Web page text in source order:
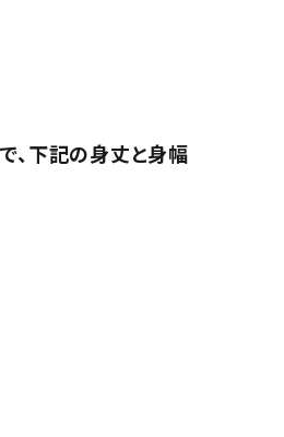
、下記の身丈と身幅